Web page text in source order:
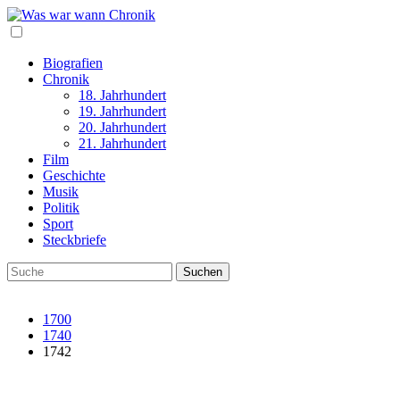
Biografien
Chronik
18. Jahrhundert
19. Jahrhundert
20. Jahrhundert
21. Jahrhundert
Film
Geschichte
Musik
Politik
Sport
Steckbriefe
1700
1740
1742